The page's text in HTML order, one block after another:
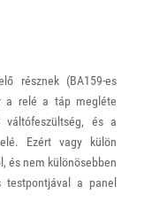
résznek (BA159-es
a relé a táp megléte
és a
Ezért vagy külön
és nem különösebben
a panel